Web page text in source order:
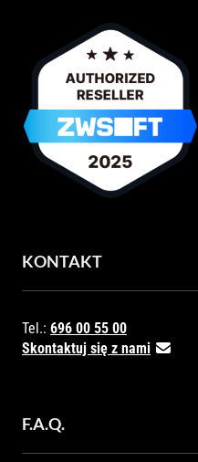
KONTAKT
Tel.: 696 00 55 00
Skontaktuj się z nami
F.A.Q.